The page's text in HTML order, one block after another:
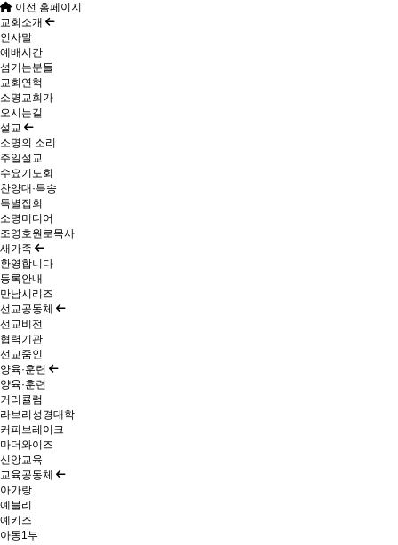
이전 홈페이지
교회소개
인사말
예배시간
섬기는분들
교회연혁
소명교회가
오시는길
설교
소명의 소리
주일설교
수요기도회
찬양대·특송
특별집회
소명미디어
조영호원로목사
새가족
환영합니다
등록안내
만남시리즈
선교공동체
선교비전
협력기관
선교줌인
양육·훈련
양육·훈련
커리큘럼
라브리성경대학
커피브레이크
마더와이즈
신앙교육
교육공동체
아가랑
예블리
예키즈
아동1부